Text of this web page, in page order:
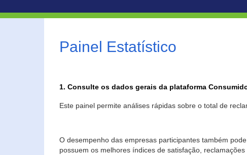
Painel Estatístico
1. Consulte os dados gerais da plataforma
Este painel permite análises rápidas sobre o total de
O desempenho das empresas participantes também
possuem os melhores índices de satisfação,